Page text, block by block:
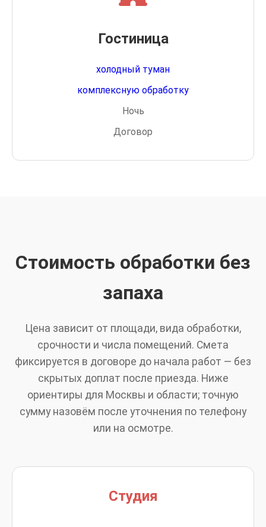
Гостиница
холодный туман
комплексную обработку
Ночь
Договор
Стоимость обработки без
запаха
Цена зависит от площади, вида обработки,
срочности и числа помещений. Смета
фиксируется в договоре до начала работ — без
скрытых доплат после приезда. Ниже
ориентиры для Москвы и области; точную
сумму назовём после уточнения по телефону
или на осмотре.
Студия